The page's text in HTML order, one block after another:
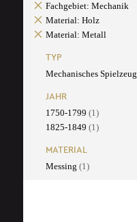
Fachgebiet: Mechanik
Material: Holz
Material: Metall
TYP
Mechanisches Spielzeug
JAHR
1750-1799 (1)
1825-1849 (1)
MATERIAL
Messing (1)